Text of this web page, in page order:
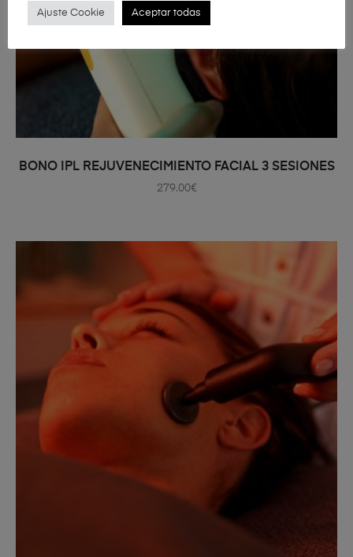
AÑADIR AL CARRITO
BONO IPL REJUVENECIMIENTO FACIAL 3 SESIONES
279.00€
Ajuste Cookie Aceptar todas